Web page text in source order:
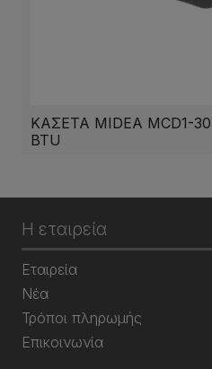
ΚΑΣΕΤΑ MIDEA MCD1-
BTU
Η εταιρεία
Εταιρεία
Νέα
Τρόποι πληρωμής
Επικοινωνία